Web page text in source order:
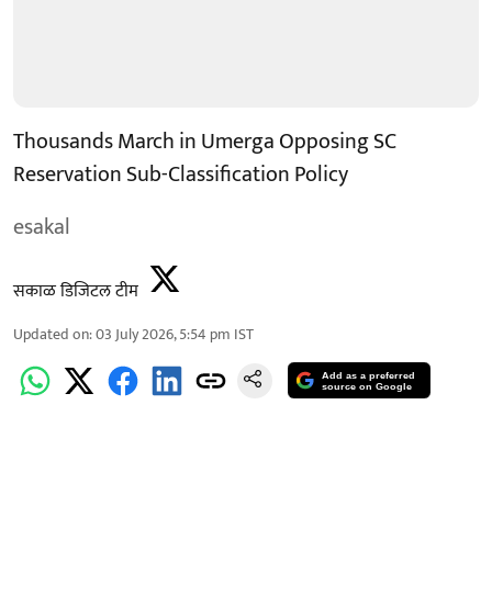
Thousands March in Umerga Opposing SC
Reservation Sub-Classification Policy
esakal
सकाळ डिजिटल टीम
Updated on:03 July 2026, 5:54 pm IST
Add as a preferred
source on Google